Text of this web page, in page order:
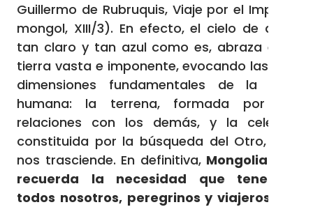
Guillermo de Rubruquis, Viaje por el Imperio
mongol, XIII/3). En efecto, el cielo de aquí,
tan claro y tan azul como es, abraza esta
tierra vasta e imponente, evocando las dos
dimensiones fundamentales de la vida
humana: la terrena, formada por las
relaciones con los demás, y la celeste,
constituida por la búsqueda del Otro, que
nos trasciende. En definitiva, Mongolia nos
recuerda la necesidad que tenemos
todos nosotros, peregrinos y viajeros, de